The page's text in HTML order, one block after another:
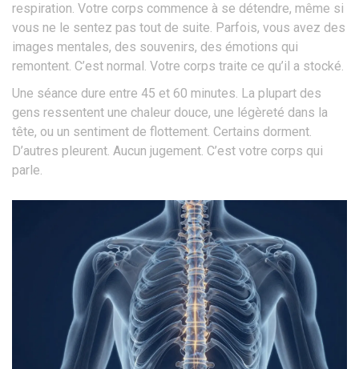
respiration. Votre corps commence à se détendre, même si
vous ne le sentez pas tout de suite. Parfois, vous avez des
images mentales, des souvenirs, des émotions qui
remontent. C’est normal. Votre corps traite ce qu’il a stocké.
Une séance dure entre 45 et 60 minutes. La plupart des
gens ressentent une chaleur douce, une légèreté dans la
tête, ou un sentiment de flottement. Certains dorment.
D’autres pleurent. Aucun jugement. C’est votre corps qui
parle.